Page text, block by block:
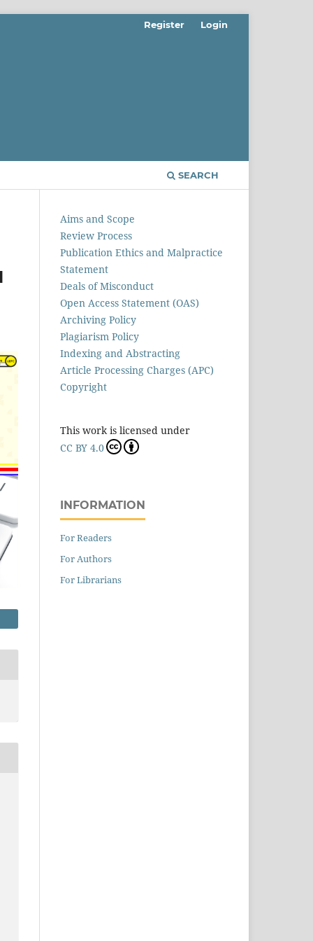
SEARCH
Register Login
Aims and Scope
Review Process
Publication Ethics and Malpractice
Statement
Deals of Misconduct
Open Access Statement (OAS)
Archiving Policy
Plagiarism Policy
Indexing and Abstracting
Article Processing Charges (APC)
Copyright
This work is licensed under
CC BY 4.0
INFORMATION
For Readers
For Authors
For Librarians